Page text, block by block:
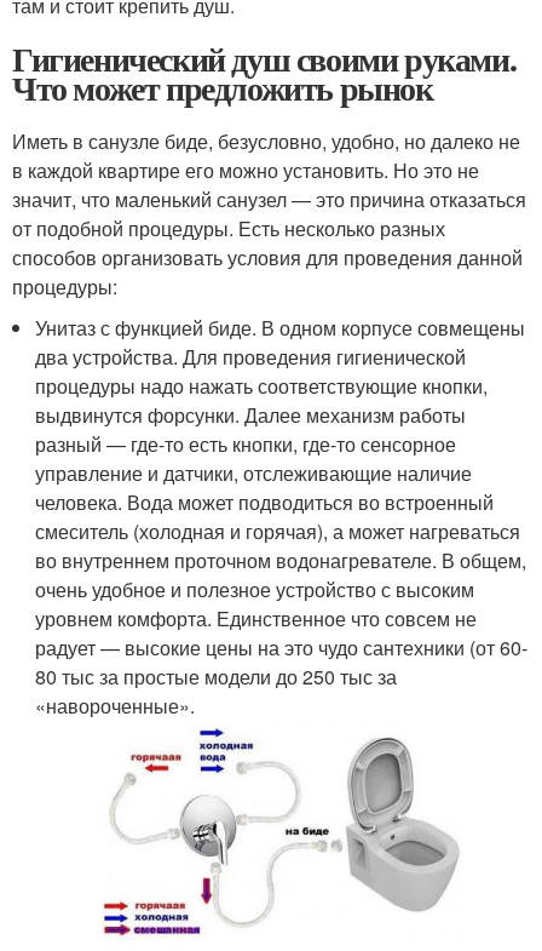
Гигиенический душ своими руками.
Что может предложить рынок
Иметь в санузле биде, безусловно, удобно, но далеко не
в каждой квартире его можно установить. Но это не
значит, что маленький санузел — это причина отказаться
от подобной процедуры. Есть несколько разных
способов организовать условия для проведения данной
процедуры:
Унитаз с функцией биде. В одном корпусе совмещены
два устройства. Для проведения гигиенической
процедуры надо нажать соответствующие кнопки,
выдвинутся форсунки. Далее механизм работы
разный — где-то есть кнопки, где-то сенсорное
управление и датчики, отслеживающие наличие
человека. Вода может подводиться во встроенный
смеситель (холодная и горячая), а может нагреваться
во внутреннем проточном водонагревателе. В общем,
очень удобное и полезное устройство с высоким
уровнем комфорта. Единственное что совсем не
радует — высокие цены на это чудо сантехники (от 60-
80 тыс за простые модели до 250 тыс за
«навороченные».